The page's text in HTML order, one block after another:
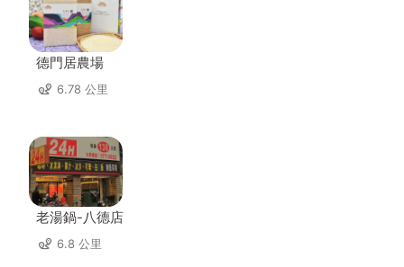
德門居農場
6.78 公里
老湯鍋-八德店
6.8 公里